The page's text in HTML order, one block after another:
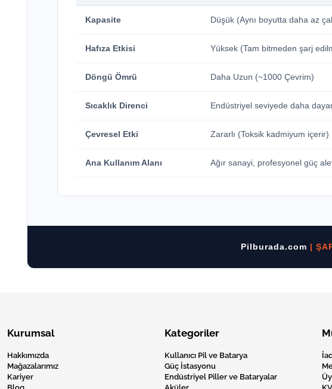
Kapasite Düşük (Aynı boyutta daha az
Hafıza Etkisi Yüksek (Tam bitmeden şarj
Döngü Ömrü Daha Uzun (~1000 Çevrim)
Sıcaklık Direnci Endüstriyel seviyede daha
Çevresel Etki Zararlı (Toksik kadmiyum içerir)
Ana Kullanım Alanı Ağır sanayi, profesyonel güç
Pilburada.com |
Kurumsal
Hakkımızda
Mağazalarımız
Kariyer
Kategoriler
Kullanıcı Pil ve Batarya
Güç İstasyonu
Endüstriyel Piller ve Bataryalar